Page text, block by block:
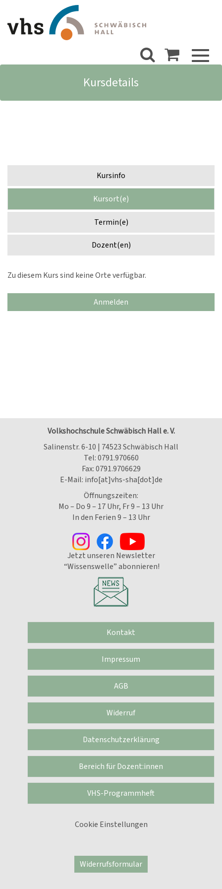
Kursdetails
Kursinfo
Kursort(e)
Termin(e)
Dozent(en)
Zu diesem Kurs sind keine Orte verfügbar.
Anmelden
Volkshochschule Schwäbisch Hall e. V.
Salinenstr. 6-10 | 74523 Schwäbisch Hall
Tel:0791.970660
Fax: 0791.9706629
E-Mail: info[at]vhs-sha[dot]de
Öffnungszeiten:
Mo – Do 9 – 17 Uhr, Fr 9 – 13 Uhr
In den Ferien 9 – 13 Uhr
Jetzt unseren Newsletter
“Wissenswelle” abonnieren!
Kontakt
Impressum
AGB
Widerruf
Datenschutzerklärung
Bereich für Dozent:innen
VHS-Programmheft
Cookie Einstellungen
Widerrufsformular